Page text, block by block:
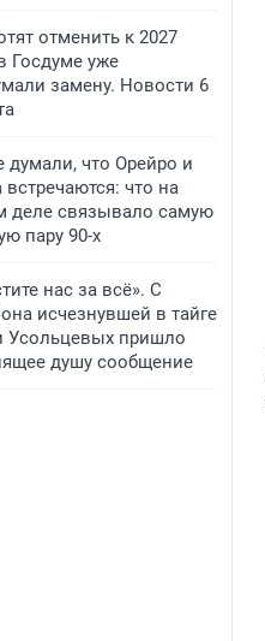
отменить к 2027
Госдуме уже
замену. Новости 6
думали, что Орейро и
встречаются: что на
деле связывало самую
пару 90-х
нас за всё». С
исчезнувшей в тайге
Усольцевых пришло
душу сообщение